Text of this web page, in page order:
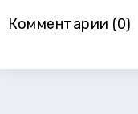
Комментарии (0)